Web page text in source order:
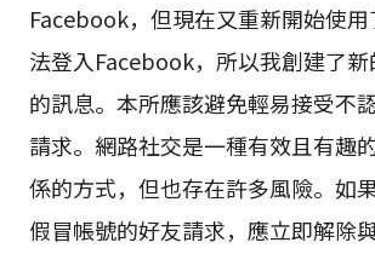
Facebook，但現在又重新開始使
法登入Facebook，所以我創建了
的訊息。本所應該避免輕易接受不
請求。網路社交是一種有效且有趣
係的方式，但也存在許多風險。如
假冒帳號的好友請求，應立即解除